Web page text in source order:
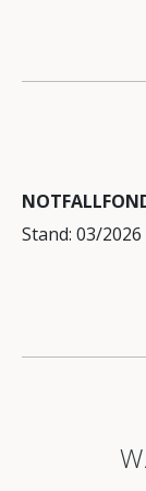
Stand: 03/2026